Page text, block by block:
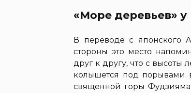
«Море деревьев»
В переводе с японского
стороны это место
друг к другу, что с высоты
колышется под порывами
священной горы